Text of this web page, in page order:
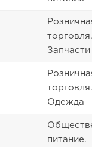
Розничная
торговля.
Запчасти
Розничная
торговля.
Одежда
питание.